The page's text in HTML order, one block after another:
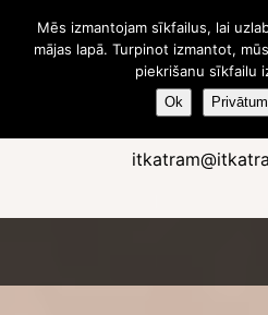
Mēs izmantojam sīkfailus, lai
mājas lapā. Turpinot izmantot,
piekrišanu sīkfailu
Ok